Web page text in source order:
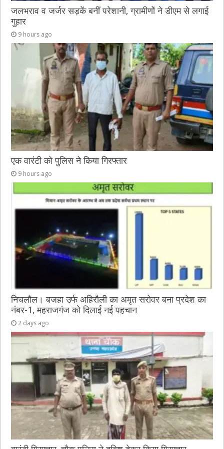
जलभराव व जर्जर सड़कें बनीं परेशानी, ग्रामीणों ने डीएम से लगाई
गुहार
9 hours ago
एक वारंटी को पुलिस ने किया गिरफ्तार
9 hours ago
निचलौल। बजहा उर्फ अहिरौली का अमृत सरोवर बना प्रदेश का
नंबर-1, महराजगंज को दिलाई नई पहचान
2 days ago